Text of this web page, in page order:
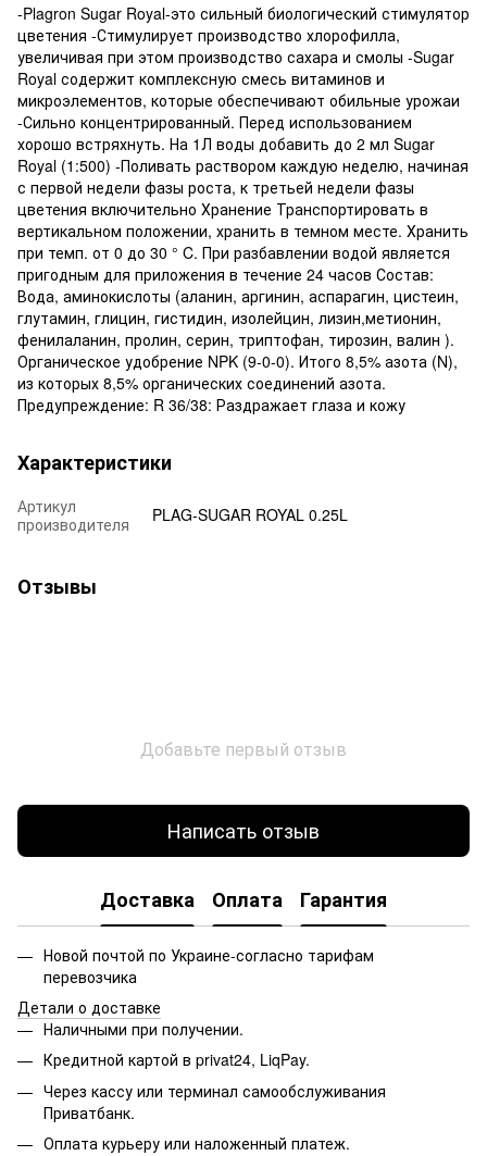
-Plagron Sugar Royal-это сильный биологический стимулятор
цветения -Стимулирует производство хлорофилла,
увеличивая при этом производство сахара и смолы -Sugar
Royal содержит комплексную смесь витаминов и
микроэлементов, которые обеспечивают обильные урожаи
-Сильно концентрированный. Перед использованием
хорошо встряхнуть. На 1Л воды добавить до 2 мл Sugar
Royal (1:500) -Поливать раствором каждую неделю, начиная
с первой недели фазы роста, к третьей недели фазы
цветения включительно Хранение Транспортировать в
вертикальном положении, хранить в темном месте. Хранить
при темп. от 0 до 30 ° C. При разбавлении водой является
пригодным для приложения в течение 24 часов Состав:
Вода, аминокислоты (аланин, аргинин, аспарагин, цистеин,
глутамин, глицин, гистидин, изолейцин, лизин,метионин,
фенилаланин, пролин, серин, триптофан, тирозин, валин ).
Органическое удобрение NPK (9-0-0). Итого 8,5% азота (N),
из которых 8,5% органических соединений азота.
Предупреждение: R 36/38: Раздражает глаза и кожу
Характеристики
Артикул
производителя
PLAG-SUGAR ROYAL 0.25L
Отзывы
Добавьте первый отзыв
Написать отзыв
Доставка Оплата Гарантия
Новой почтой по Украине-согласно тарифам
перевозчика
Детали о доставке
Наличными при получении.
Кредитной картой в privat24, LiqPay.
Через кассу или терминал самообслуживания
Приватбанк.
Оплата курьеру или наложенный платеж.